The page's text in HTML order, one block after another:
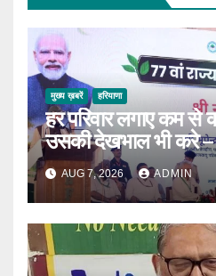
मुख्य ख़बरें हरियाणा
हर परिवार लगाए कम से
उसकी देखभाल भी करे
AUG 7, 2026 ADMIN